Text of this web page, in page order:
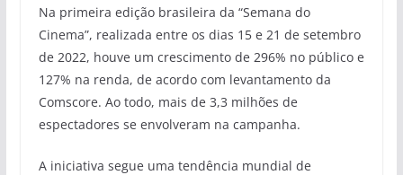
Na primeira edição brasileira da “Semana do
Cinema”, realizada entre os dias 15 e 21 de setembro
de 2022, houve um crescimento de 296% no público e
127% na renda, de acordo com levantamento da
Comscore. Ao todo, mais de 3,3 milhões de
espectadores se envolveram na campanha.
A iniciativa segue uma tendência mundial de